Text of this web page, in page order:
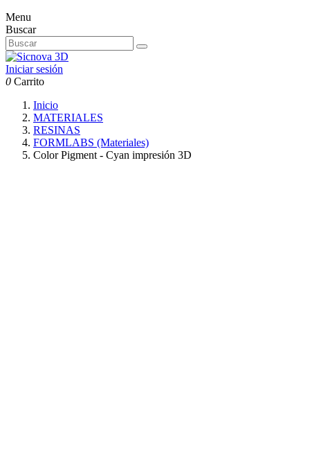
Menu
Buscar
Iniciar sesión
0 Carrito
Inicio
MATERIALES
RESINAS
FORMLABS (Materiales)
Color Pigment - Cyan impresión 3D